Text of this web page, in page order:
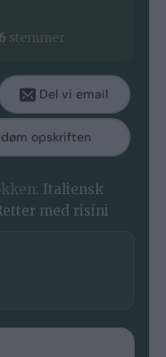
6 stemmer
Del vi email
opskriften
Italiensk
med risini